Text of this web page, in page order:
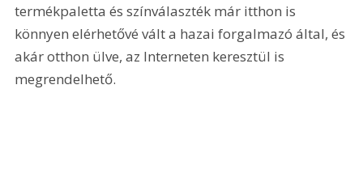
termékpaletta és színválaszték már itthon is
könnyen elérhetővé vált a hazai forgalmazó által, és
akár otthon ülve, az Interneten keresztül is
megrendelhető.